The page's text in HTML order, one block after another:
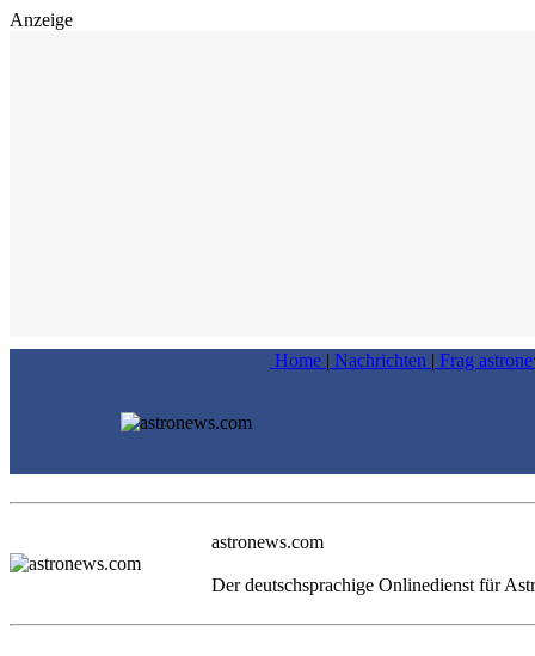
Anzeige
Home | Nachrichten | Frag
astronews.com
Der deutschsprachige Onlinedienst für